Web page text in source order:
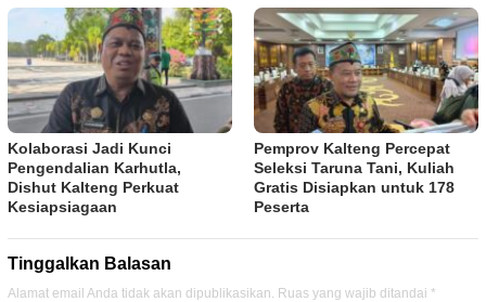
Kolaborasi Jadi Kunci
Pengendalian Karhutla,
Dishut Kalteng Perkuat
Kesiapsiagaan
Pemprov Kalteng Percepat
Seleksi Taruna Tani, Kuliah
Gratis Disiapkan untuk 178
Peserta
Tinggalkan Balasan
Alamat email Anda tidak akan dipublikasikan. Ruas yang wajib ditandai *